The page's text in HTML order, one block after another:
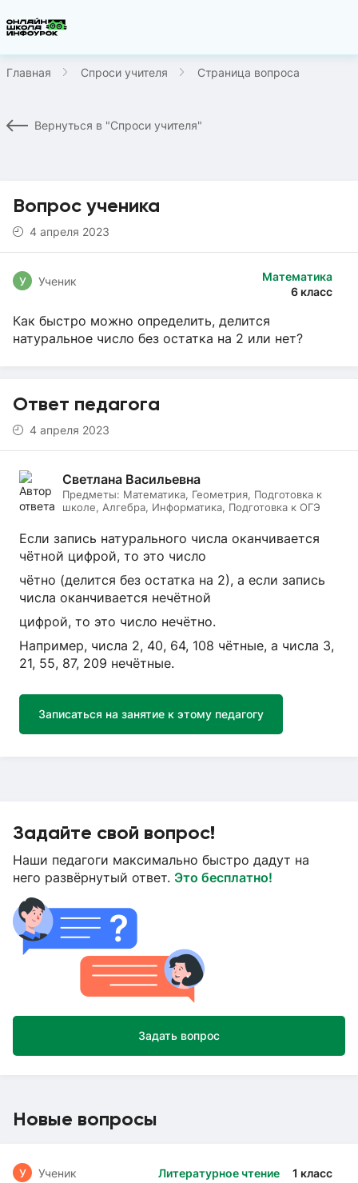
Главная Спроси учителя Страница вопроса
Вернуться в "Спроси учителя"
Вопрос ученика
4 апреля 2023
Математика
6 класс
У Ученик
Как быстро можно определить, делится
натуральное число без остатка на 2 или нет?
Ответ педагога
4 апреля 2023
Светлана Васильевна
Предметы: Математика, Геометрия, Подготовка к
школе, Алгебра, Информатика, Подготовка к ОГЭ
Если запись натурального числа оканчивается
чётной цифрой, то это число
чётно (делится без остатка на 2), а если запись
числа оканчивается нечётной
цифрой, то это число нечётно.
Например, числа 2, 40, 64, 108 чётные, а числа 3,
21, 55, 87, 209 нечётные.
Записаться на занятие к этому педагогу
Задайте свой вопрос!
Наши педагоги максимально быстро дадут на
него развёрнутый ответ. Это бесплатно!
Задать вопрос
Новые вопросы
Литературное чтение 1 класс
У Ученик